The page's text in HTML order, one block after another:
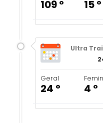
109 º 15 º
Ultra
Geral
24 º 4 º